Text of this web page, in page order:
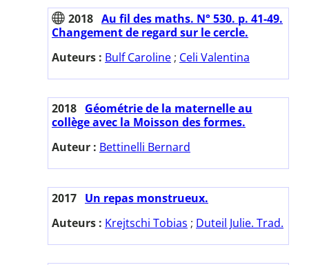
2018 Au fil des maths. N° 530. p. 41-49.
Changement de regard sur le cercle.
Auteurs : Bulf Caroline ; Celi Valentina
2018 Géométrie de la maternelle au
collège avec la Moisson des formes.
Auteur : Bettinelli Bernard
2017 Un repas monstrueux.
Auteurs : Krejtschi Tobias ; Duteil Julie. Trad.